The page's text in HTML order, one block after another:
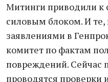
Митинги приводили
силовым блоком. И те,
заявлениями в
комитет по фактам
повреждений. Сейчас
проводятся проверки